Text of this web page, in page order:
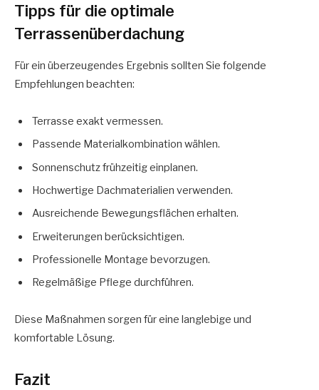
Tipps für die optimale
Terrassenüberdachung
Für ein überzeugendes Ergebnis sollten Sie folgende
Empfehlungen beachten:
Terrasse exakt vermessen.
Passende Materialkombination wählen.
Sonnenschutz frühzeitig einplanen.
Hochwertige Dachmaterialien verwenden.
Ausreichende Bewegungsflächen erhalten.
Erweiterungen berücksichtigen.
Professionelle Montage bevorzugen.
Regelmäßige Pflege durchführen.
Diese Maßnahmen sorgen für eine langlebige und
komfortable Lösung.
Fazit